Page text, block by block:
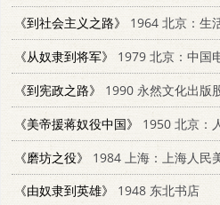
《到社会主义之路》
1964 北京：生活
《从奴隶到将军》
1979 北京：中国
《到宪政之路》
1990 永然文化出版
《美帝援蒋奴役中国》
1950 北京：
《磨坊之役》
1984 上海：上海人民
《由奴隶到英雄》
1948 东北书店